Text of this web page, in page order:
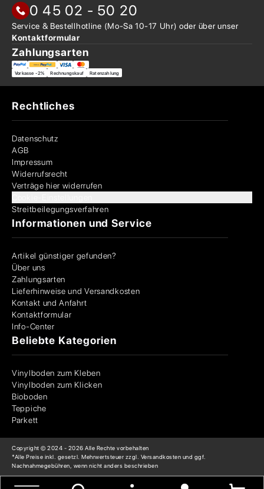
0 45 02 - 50 20
Service & Bestellhotline (Mo-Sa 10-17 Uhr) oder überunser
Kontaktformular
Zahlungsarten
Vorkasse -2% Rechnungskauf Ratenzahlung
Rechtliches
Datenschutz
AGB
Impressum
Widerrufsrecht
Verträge hier widerrufen
Streitbeilegungsverfahren
Informationen und Service
Artikel günstiger gefunden?
Über uns
Zahlungsarten
Lieferhinweise und Versandkosten
Kontakt und Anfahrt
Kontaktformular
Info-Center
Beliebte Kategorien
Vinylboden zum Kleben
Vinylboden zum Klicken
Bioboden
Teppiche
Parkett
Copyright © 2024 - 2026 Alle Rechte vorbehalten
*Alle Preise inkl. gesetzl. Mehrwertsteuer zzgl. Versandkosten und ggf.
Nachnahmegebühren, wenn nicht anders beschrieben